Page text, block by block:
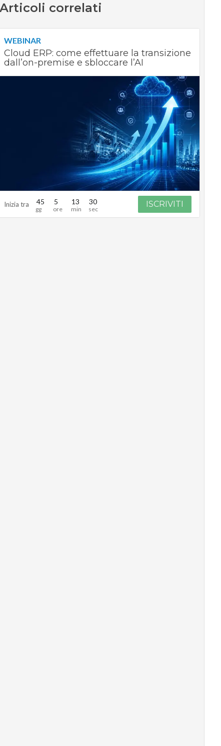
Articoli correlati
WEBINAR
Cloud ERP: come effettuare la transizione
dall’on-premise e sbloccare l’AI
Inizia tra 45 5 13 29 ISCRIVITI